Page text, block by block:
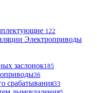
122
Электроприводы
заслонок185
36
срабатывания33